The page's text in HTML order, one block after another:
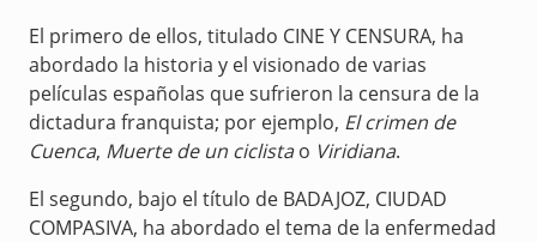
El primero de ellos, titulado CINE Y CENSURA, ha
abordado la historia y el visionado de varias
películas españolas que sufrieron la censura de la
dictadura franquista; por ejemplo, El crimen de
Cuenca, Muerte de un ciclistao Viridiana.
El segundo, bajo el título de BADAJOZ, CIUDAD
COMPASIVA, ha abordado el tema de la enfermedad